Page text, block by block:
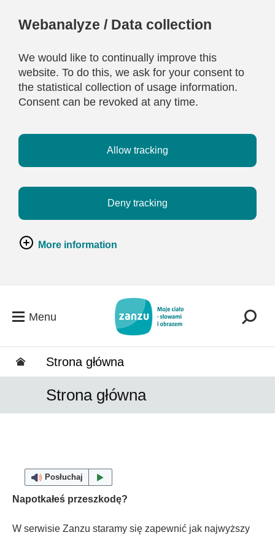
Webanalyze / Data collection
We would like to continually improve this
website. To do this, we ask for your consent to
the statistical collection of usage information.
Consent can be revoked at any time.
Allow tracking
Deny tracking
More information
Menu
Strona główna
Strona główna
Posłuchaj
Napotkałeś przeszkodę?
W serwisie Zanzu staramy się zapewnić jak najwyższy